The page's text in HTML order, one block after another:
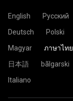
English Русский
Deutsch
Polski
Magyar
ภาษาไทย
日本語
bãlgarski
Italiano